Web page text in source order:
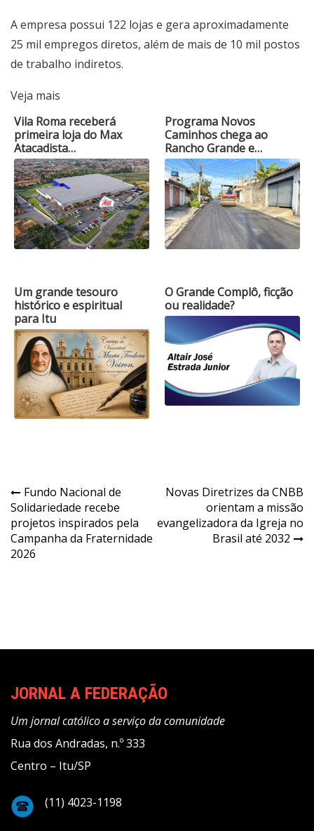
A empresa possui 122 lojas e gera aproximadamente
25 mil empregos diretos, além de mais de 10 mil postos
de trabalho indiretos.
Veja mais
Vila Roma receberá
primeira loja do Max
Atacadista…
Programa Novos
Caminhos chega ao
Rancho Grande e…
Um grande tesouro
histórico e espiritual
para Itu
O Grande Complô, ficção
ou realidade?
Navegação
de
Post
Fundo Nacional de
Solidariedade recebe
projetos inspirados pela
Campanha da Fraternidade
2026
Novas Diretrizes da CNBB
orientam a missão
evangelizadora da Igreja no
Brasil até 2032
JORNAL A FEDERAÇÃO
Um jornal católico a serviço da comunidade
Rua dos Andradas, n.º 333
Centro – Itu/SP
(11) 4023-1198